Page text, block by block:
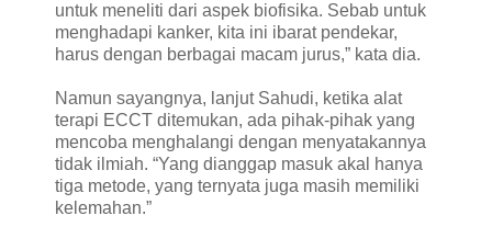
untuk meneliti dari aspek biofisika. Sebab untuk
menghadapi kanker, kita ini ibarat pendekar,
harus dengan berbagai macam jurus,” kata dia.
Namun sayangnya, lanjut Sahudi, ketika alat
terapi ECCT ditemukan, ada pihak-pihak yang
mencoba menghalangi dengan menyatakannya
tidak ilmiah. “Yang dianggap masuk akal hanya
tiga metode, yang ternyata juga masih memiliki
kelemahan.”